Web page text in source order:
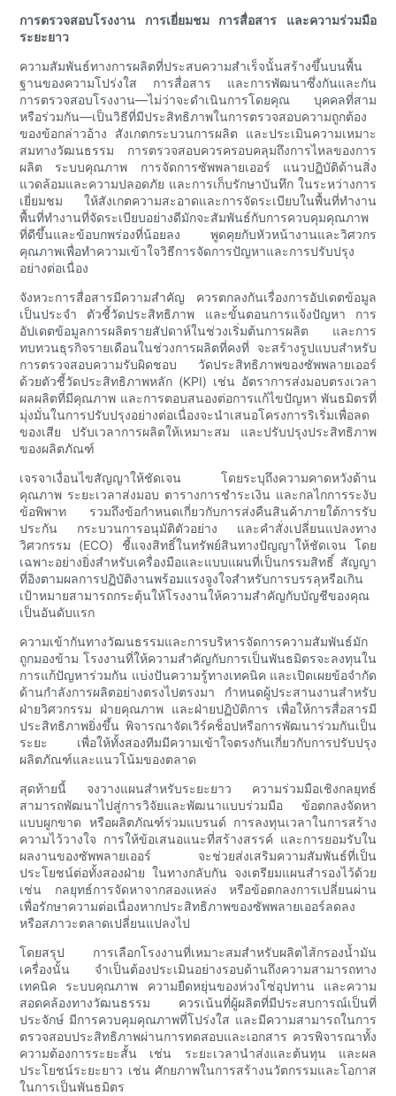
การตรวจสอบโรงงาน การเยี่ยมชม การสื่อสาร และความร่วมมือ
ระยะยาว
ความสัมพันธ์ทางการผลิตที่ประสบความสำเร็จนั้นสร้างขึ้นบนพื้น
ฐานของความโปร่งใส การสื่อสาร และการพัฒนาซึ่งกันและกัน
การตรวจสอบโรงงาน—ไม่ว่าจะดำเนินการโดยคุณ บุคคลที่สาม
หรือร่วมกัน—เป็นวิธีที่มีประสิทธิภาพในการตรวจสอบความถูกต้อง
ของข้อกล่าวอ้าง สังเกตกระบวนการผลิต และประเมินความเหมาะ
สมทางวัฒนธรรม การตรวจสอบควรครอบคลุมถึงการไหลของการ
ผลิต ระบบคุณภาพ การจัดการซัพพลายเออร์ แนวปฏิบัติด้านสิ่ง
แวดล้อมและความปลอดภัย และการเก็บรักษาบันทึก ในระหว่างการ
เยี่ยมชม ให้สังเกตความสะอาดและการจัดระเบียบในพื้นที่ทำงาน
พื้นที่ทำงานที่จัดระเบียบอย่างดีมักจะสัมพันธ์กับการควบคุมคุณภาพ
ที่ดีขึ้นและข้อบกพร่องที่น้อยลง พูดคุยกับหัวหน้างานและวิศวกร
คุณภาพเพื่อทำความเข้าใจวิธีการจัดการปัญหาและการปรับปรุง
อย่างต่อเนื่อง
จังหวะการสื่อสารมีความสำคัญ ควรตกลงกันเรื่องการอัปเดตข้อมูล
เป็นประจำ ตัวชี้วัดประสิทธิภาพ และขั้นตอนการแจ้งปัญหา การ
อัปเดตข้อมูลการผลิตรายสัปดาห์ในช่วงเริ่มต้นการผลิต และการ
ทบทวนธุรกิจรายเดือนในช่วงการผลิตที่คงที่ จะสร้างรูปแบบสำหรับ
การตรวจสอบความรับผิดชอบ วัดประสิทธิภาพของซัพพลายเออร์
ด้วยตัวชี้วัดประสิทธิภาพหลัก (KPI) เช่น อัตราการส่งมอบตรงเวลา
ผลผลิตที่มีคุณภาพ และการตอบสนองต่อการแก้ไขปัญหา พันธมิตรที่
มุ่งมั่นในการปรับปรุงอย่างต่อเนื่องจะนำเสนอโครงการริเริ่มเพื่อลด
ของเสีย ปรับเวลาการผลิตให้เหมาะสม และปรับปรุงประสิทธิภาพ
ของผลิตภัณฑ์
เจรจาเงื่อนไขสัญญาให้ชัดเจน โดยระบุถึงความคาดหวังด้าน
คุณภาพ ระยะเวลาส่งมอบ ตารางการชำระเงิน และกลไกการระงับ
ข้อพิพาท รวมถึงข้อกำหนดเกี่ยวกับการส่งคืนสินค้าภายใต้การรับ
ประกัน กระบวนการอนุมัติตัวอย่าง และคำสั่งเปลี่ยนแปลงทาง
วิศวกรรม (ECO) ชี้แจงสิทธิ์ในทรัพย์สินทางปัญญาให้ชัดเจน โดย
เฉพาะอย่างยิ่งสำหรับเครื่องมือและแบบแผนที่เป็นกรรมสิทธิ์ สัญญา
ที่อิงตามผลการปฏิบัติงานพร้อมแรงจูงใจสำหรับการบรรลุหรือเกิน
เป้าหมายสามารถกระตุ้นให้โรงงานให้ความสำคัญกับบัญชีของคุณ
เป็นอันดับแรก
ความเข้ากันทางวัฒนธรรมและการบริหารจัดการความสัมพันธ์มัก
ถูกมองข้าม โรงงานที่ให้ความสำคัญกับการเป็นพันธมิตรจะลงทุนใน
การแก้ปัญหาร่วมกัน แบ่งปันความรู้ทางเทคนิค และเปิดเผยข้อจำกัด
ด้านกำลังการผลิตอย่างตรงไปตรงมา กำหนดผู้ประสานงานสำหรับ
ฝ่ายวิศวกรรม ฝ่ายคุณภาพ และฝ่ายปฏิบัติการ เพื่อให้การสื่อสารมี
ประสิทธิภาพยิ่งขึ้น พิจารณาจัดเวิร์คช็อปหรือการพัฒนาร่วมกันเป็น
ระยะ เพื่อให้ทั้งสองทีมมีความเข้าใจตรงกันเกี่ยวกับการปรับปรุง
ผลิตภัณฑ์และแนวโน้มของตลาด
สุดท้ายนี้ จงวางแผนสำหรับระยะยาว ความร่วมมือเชิงกลยุทธ์
สามารถพัฒนาไปสู่การวิจัยและพัฒนาแบบร่วมมือ ข้อตกลงจัดหา
แบบผูกขาด หรือผลิตภัณฑ์ร่วมแบรนด์ การลงทุนเวลาในการสร้าง
ความไว้วางใจ การให้ข้อเสนอแนะที่สร้างสรรค์ และการยอมรับใน
ผลงานของซัพพลายเออร์ จะช่วยส่งเสริมความสัมพันธ์ที่เป็น
ประโยชน์ต่อทั้งสองฝ่าย ในทางกลับกัน จงเตรียมแผนสำรองไว้ด้วย
เช่น กลยุทธ์การจัดหาจากสองแหล่ง หรือข้อตกลงการเปลี่ยนผ่าน
เพื่อรักษาความต่อเนื่องหากประสิทธิภาพของซัพพลายเออร์ลดลง
หรือสภาวะตลาดเปลี่ยนแปลงไป
โดยสรุป การเลือกโรงงานที่เหมาะสมสำหรับผลิตไส้กรองน้ำมัน
เครื่องนั้น จำเป็นต้องประเมินอย่างรอบด้านถึงความสามารถทาง
เทคนิค ระบบคุณภาพ ความยืดหยุ่นของห่วงโซ่อุปทาน และความ
สอดคล้องทางวัฒนธรรม ควรเน้นที่ผู้ผลิตที่มีประสบการณ์เป็นที่
ประจักษ์ มีการควบคุมคุณภาพที่โปร่งใส และมีความสามารถในการ
ตรวจสอบประสิทธิภาพผ่านการทดสอบและเอกสาร ควรพิจารณาทั้ง
ความต้องการระยะสั้น เช่น ระยะเวลานำส่งและต้นทุน และผล
ประโยชน์ระยะยาว เช่น ศักยภาพในการสร้างนวัตกรรมและโอกาส
ในการเป็นพันธมิตร